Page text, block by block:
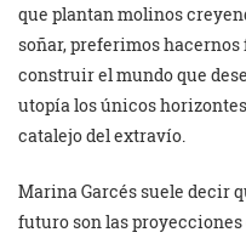
que plantan molinos
soñar, preferimos
construir el mundo que
utopía los únicos
catalejo del extravío.
Marina Garcés suele decir
futuro son las proyecciones